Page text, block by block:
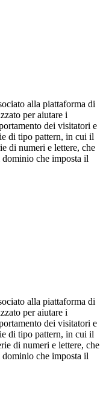
alla piattaforma di
per aiutare i
dei visitatori e
di tipo pattern, in cui il
di numeri e lettere, che
che imposta il
alla piattaforma di
per aiutare i
dei visitatori e
di tipo pattern, in cui il
di numeri e lettere, che
che imposta il